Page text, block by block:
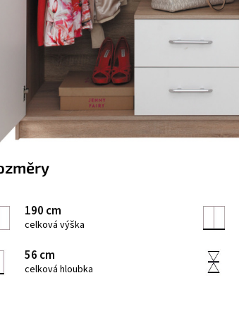
190 cm
celková výška
56 cm
celková hloubka